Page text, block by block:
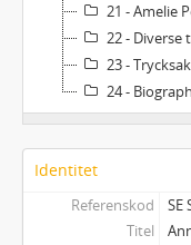
21 - Amelie
22 - Diverse
23 -
24 -
Identitet
Referenskod
SE
Titel